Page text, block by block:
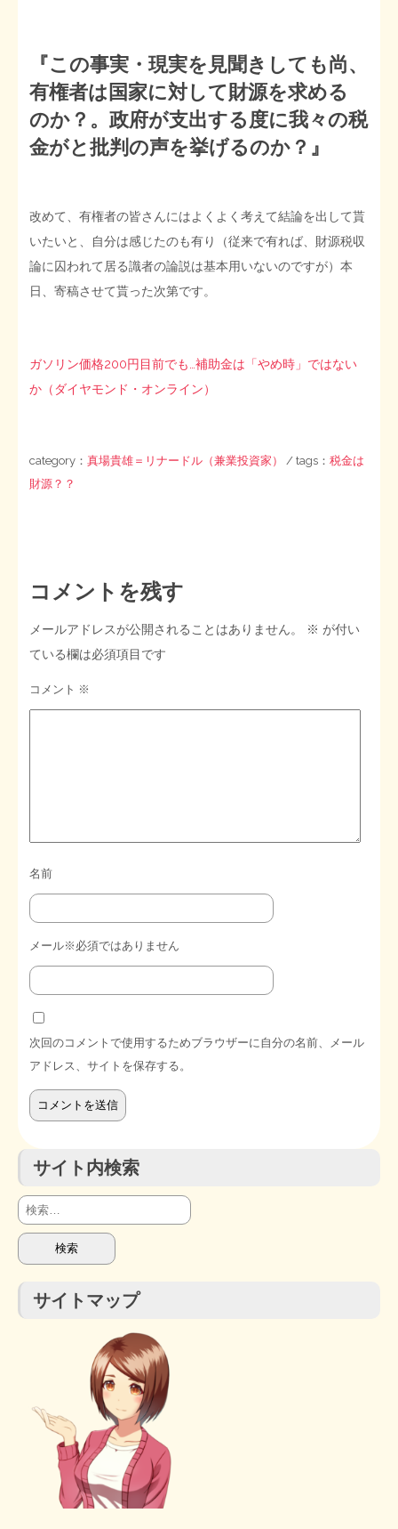
『この事実・現実を見聞きしても尚、
有権者は国家に対して財源を求める
のか？。政府が支出する度に我々の税
金がと批判の声を挙げるのか？』
改めて、有権者の皆さんにはよくよく考えて結論を出して貰
いたいと、自分は感じたのも有り（従来で有れば、財源税収
論に囚われて居る識者の論説は基本用いないのですが）本
日、寄稿させて貰った次第です。
ガソリン価格200円目前でも…補助金は「やめ時」ではない
か（ダイヤモンド・オンライン）
category：真場貴雄＝リナードル（兼業投資家） / tags：税金は
財源？？
コメントを残す
メールアドレスが公開されることはありません。 ※ が付い
ている欄は必須項目です
コメント ※
名前
メール※必須ではありません
次回のコメントで使用するためブラウザーに自分の名前、メール
アドレス、サイトを保存する。
サイト内検索
検
索:
サイトマップ